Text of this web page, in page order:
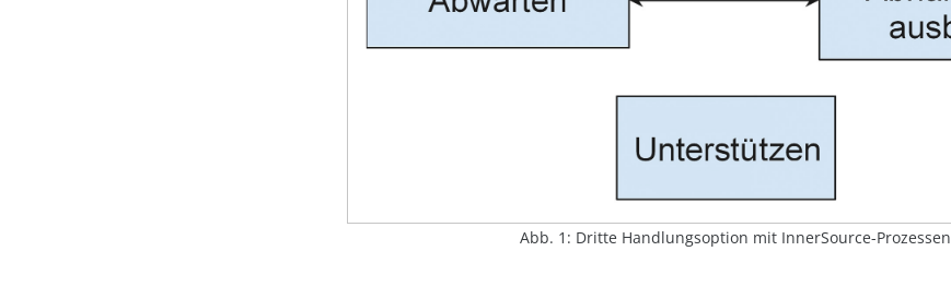
Abb. 1: Dritte Handlungsoption mit InnerSource-Prozessen